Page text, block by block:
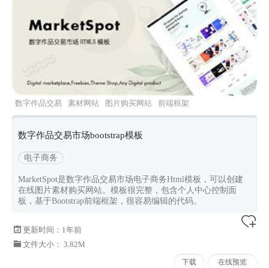
数字作品交易 素材网站 图片购买网站
前端框架
资源站
数字作品交易市场bootstrap模板
电子商务
MarketSpot是数字作品交易市场电子商务Html模板，可以创建
在线图片素材购买网站。模板很完整，包含个人中心控制面
板，基于Bootstrap前端框架，很容易编辑的代码。
更新时间： 1年前
文件大小： 3.82M
下载 在线预览